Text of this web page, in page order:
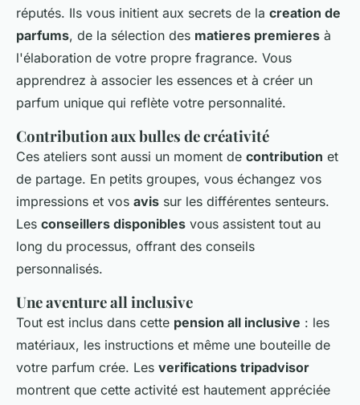
réputés. Ils vous initient aux secrets de la creation de
parfums, de la sélection des matieres premieres à
l'élaboration de votre propre fragrance. Vous
apprendrez à associer les essences et à créer un
parfum unique qui reflète votre personnalité.
Contribution aux bulles de créativité
Ces ateliers sont aussi un moment de contribution et
de partage. En petits groupes, vous échangez vos
impressions et vos avis sur les différentes senteurs.
Les conseillers disponibles vous assistent tout au
long du processus, offrant des conseils
personnalisés.
Une aventure all inclusive
Tout est inclus dans cette pension all inclusive : les
matériaux, les instructions et même une bouteille de
votre parfum crée. Les verifications tripadvisor
montrent que cette activité est hautement appréciée